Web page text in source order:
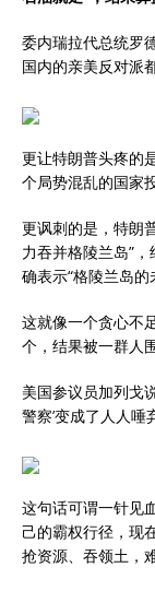
委内瑞拉代总统罗
国内的亲美反对派
更让特朗普头疼的
个局势混乱的国家
更讽刺的是，特朗
力吞并格陵兰岛”
确表示“格陵兰岛的
这就像一个贪心不
个，结果被一群人
美国参议员加列戈
警察’变成了人人唾
这句话可谓一针见
己的霸权行径，现
抢资源、吞领土，